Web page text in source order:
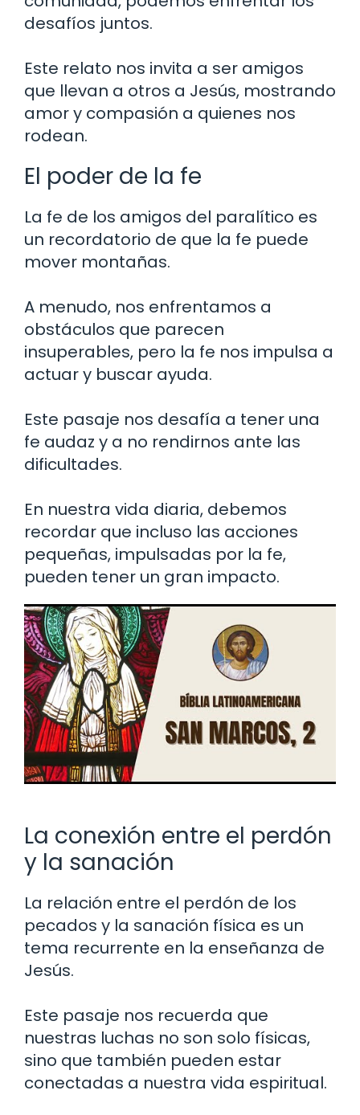
desafíos juntos.
Este relato nos invita a ser amigos
que llevan a otros a Jesús, mostrando
amor y compasión a quienes nos
rodean.
El poder de la fe
La fe de los amigos del paralítico es
un recordatorio de que la fe puede
mover montañas.
A menudo, nos enfrentamos a
obstáculos que parecen
insuperables, pero la fe nos impulsa a
actuar y buscar ayuda.
Este pasaje nos desafía a tener una
fe audaz y a no rendirnos ante las
dificultades.
En nuestra vida diaria, debemos
recordar que incluso las acciones
pequeñas, impulsadas por la fe,
pueden tener un gran impacto.
La conexión entre el perdón
y la sanación
La relación entre el perdón de los
pecados y la sanación física es un
tema recurrente en la enseñanza de
Jesús.
Este pasaje nos recuerda que
nuestras luchas no son solo físicas,
sino que también pueden estar
conectadas a nuestra vida espiritual.